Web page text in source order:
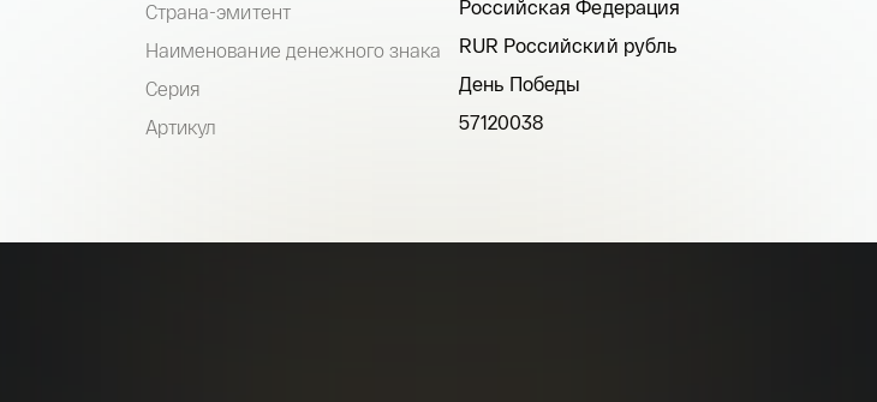
Страна-эмитент
Российская Федерация
Наименование денежного знака
RUR Российский рубль
Серия
День Победы
Артикул
57120038